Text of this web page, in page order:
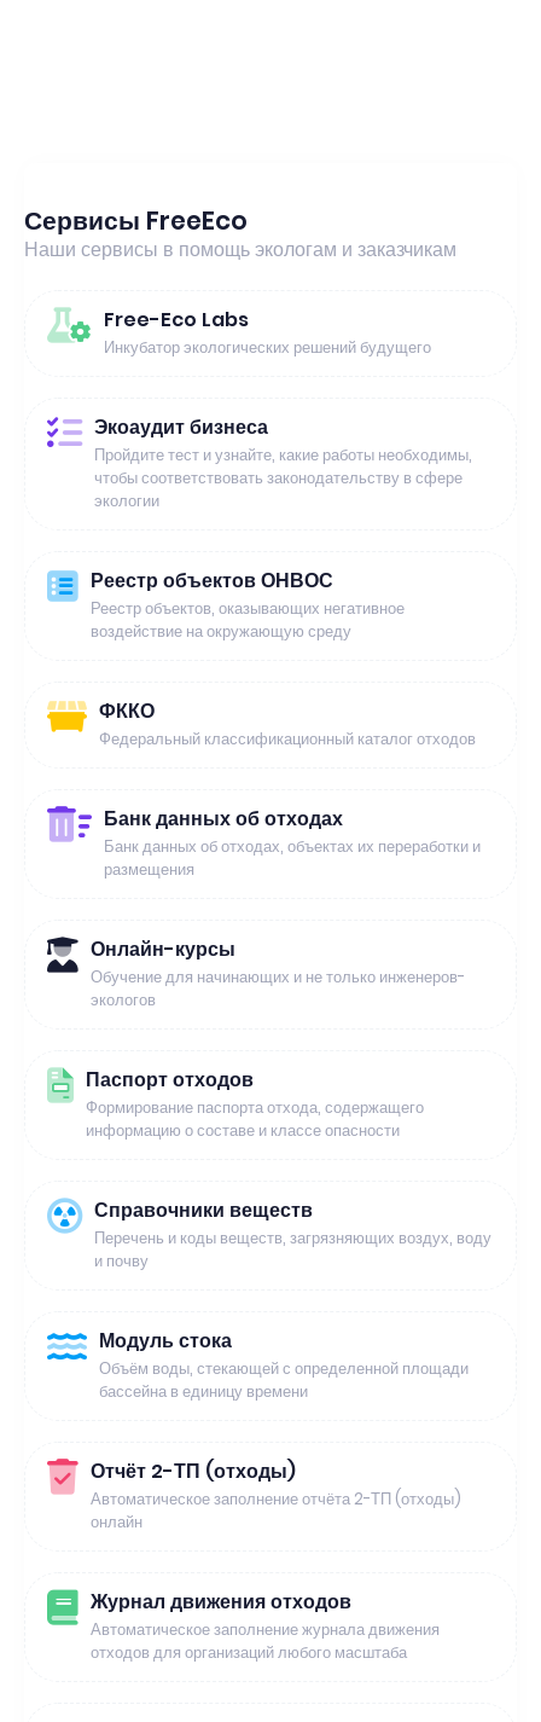
Сервисы FreeEco
Наши сервисы в помощь экологам и заказчикам
Free-Eco Labs
Инкубатор экологических решений будущего
Экоаудит бизнеса
Пройдите тест и узнайте, какие работы необходимы,
чтобы соответствовать законодательству в сфере
экологии
Реестр объектов ОНВОС
Реестр объектов, оказывающих негативное
воздействие на окружающую среду
ФККО
Федеральный классификационный каталог отходов
Банк данных об отходах
Банк данных об отходах, объектах их переработки и
размещения
Онлайн-курсы
Обучение для начинающих и не только инженеров-
экологов
Паспорт отходов
Формирование паспорта отхода, содержащего
информацию о составе и классе опасности
Справочники веществ
Перечень и коды веществ, загрязняющих воздух, воду
и почву
Модуль стока
Объём воды, стекающей с определенной площади
бассейна в единицу времени
Отчёт 2-ТП (отходы)
Автоматическое заполнение отчёта 2-ТП (отходы)
онлайн
Журнал движения отходов
Автоматическое заполнение журнала движения
отходов для организаций любого масштаба